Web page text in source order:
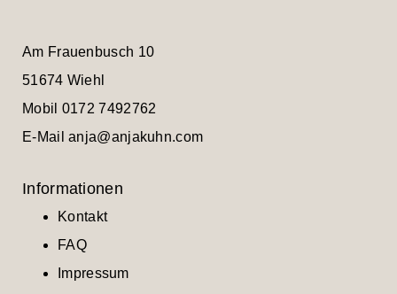
Am Frauenbusch 10
51674 Wiehl
Mobil 0172 7492762
E-Mailanja@anjakuhn.com
Informationen
Kontakt
FAQ
Impressum